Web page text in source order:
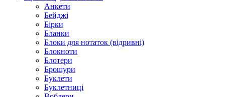
Анкети
Бейджі
Бірки
Бланки
Блоки для нотаток (відривні)
Блокноти
Блотери
Брошури
Буклети
Буклетниці